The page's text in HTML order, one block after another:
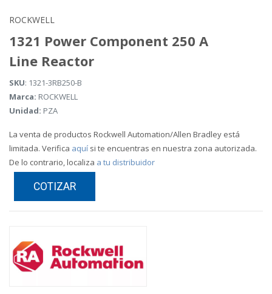
ROCKWELL
1321 Power Component 250 A
Line Reactor
SKU: 1321-3RB250-B
Marca: ROCKWELL
Unidad: PZA
La venta de productos Rockwell Automation/Allen Bradley está
limitada. Verifica aquí si te encuentras en nuestra zona autorizada.
De lo contrario, localiza a tu distribuidor
COTIZAR